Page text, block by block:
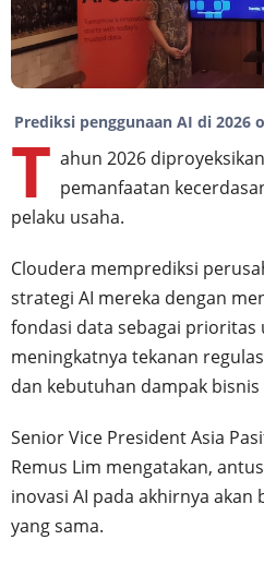
Prediksi penggunaan AI di 2026
T ahun 2026
pemanfaatan
pelaku usaha.
Cloudera memprediksi
strategi AI mereka dengan
fondasi data sebagai prioritas
meningkatnya tekanan
dan kebutuhan dampak
Senior Vice President Asia
Remus Lim mengatakan,
inovasi AI pada akhirnya
yang sama.